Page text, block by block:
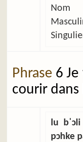
Nom
Phrase 6
courir dans
lu
pɔhke